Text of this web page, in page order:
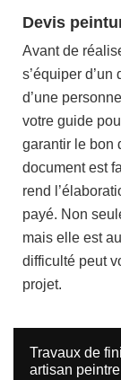
Devis
Avant de
s’équiper
d’une
votre guide
garantir le bon
document est
rend
payé. Non
mais elle est
difficulté peut
projet.
Travaux de
artisan